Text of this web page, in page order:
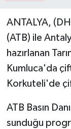
ANTALYA,
(ATB) ile
hazırlanan
Kumluca'da
Korkuteli'de
ATB Basın
sunduğu